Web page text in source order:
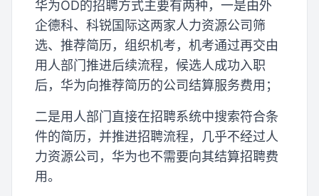
华为OD的招聘方式主要有两种，一是由外
企德科、科锐国际这两家人力资源公司筛
选、推荐简历，组织机考，机考通过再交由
用人部门推进后续流程，候选人成功入职
后，华为向推荐简历的公司结算服务费用；
二是用人部门直接在招聘系统中搜索符合条
件的简历，并推进招聘流程，几乎不经过人
力资源公司，华为也不需要向其结算招聘费
用。